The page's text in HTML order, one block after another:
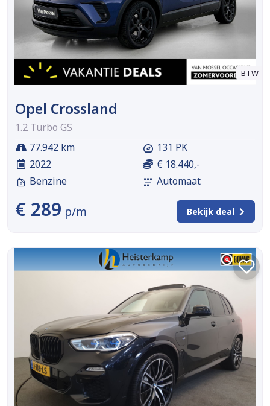
BTW
Opel Crossland
1.2 Turbo GS
77.942 km
2022
Benzine
131 PK
€ 18.440,-
Automaat
€ 289 p/m Bekijk deal